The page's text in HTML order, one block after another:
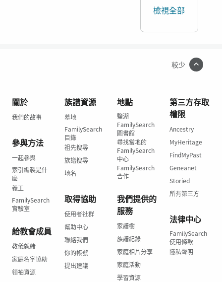
檢視全部
較少
關於
我們的故事
參與方法
一起參與
索引編製是什
麼
義工
FamilySearch
實驗室
給教會成員
教儀就緒
家庭名字協助
領袖資源
族譜資源
墓地
FamilySearch
目錄
祖先搜尋
族譜搜尋
地名
取得協助
使用者社群
幫助中心
聯絡我們
你的帳號
提出建議
地點
鹽湖
FamilySearch
圖書館
尋找當地的
FamilySearch
中心
FamilySearch
合作
我們提供的
服務
家譜樹
族譜紀錄
家庭相片分享
家庭活動
學習資源
第三方存取
權限
Ancestry
MyHeritage
FindMyPast
Geneanet
Storied
所有第三方
法律中心
FamilySearch
使用條款
隱私聲明